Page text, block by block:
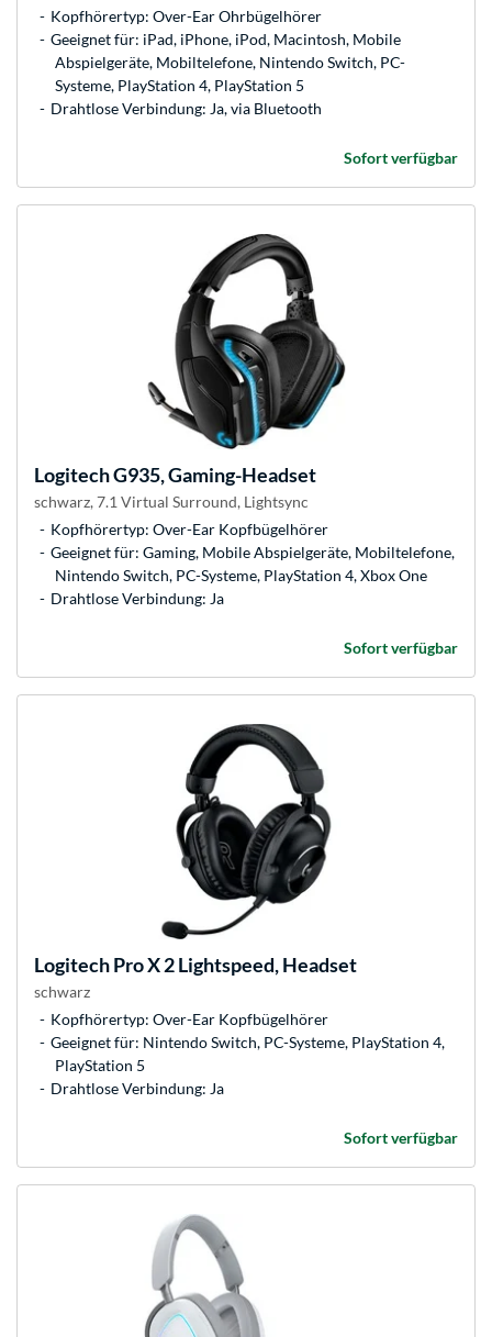
Kopfhörertyp: Over-Ear Ohrbügelhörer
Geeignet für: iPad, iPhone, iPod, Macintosh, Mobile
Abspielgeräte, Mobiltelefone, Nintendo Switch, PC-
Systeme, PlayStation 4, PlayStation 5
Drahtlose Verbindung: Ja, via Bluetooth
Sofort verfügbar
LogitechG935, Gaming-Headset
schwarz, 7.1 Virtual Surround, Lightsync
Kopfhörertyp: Over-Ear Kopfbügelhörer
Geeignet für: Gaming, Mobile Abspielgeräte, Mobiltelefone,
Nintendo Switch, PC-Systeme, PlayStation 4, Xbox One
Drahtlose Verbindung: Ja
Sofort verfügbar
LogitechPro X 2 Lightspeed, Headset
schwarz
Kopfhörertyp: Over-Ear Kopfbügelhörer
Geeignet für: Nintendo Switch, PC-Systeme, PlayStation 4,
PlayStation 5
Drahtlose Verbindung: Ja
Sofort verfügbar